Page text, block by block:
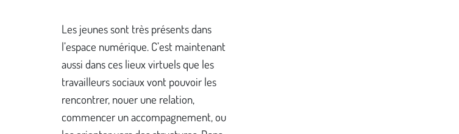
Les jeunes sont très présents dans
l’espace numérique. C’est maintenant
aussi dans ces lieux virtuels que les
travailleurs sociaux vont pouvoir les
rencontrer, nouer une relation,
commencer un accompagnement, ou